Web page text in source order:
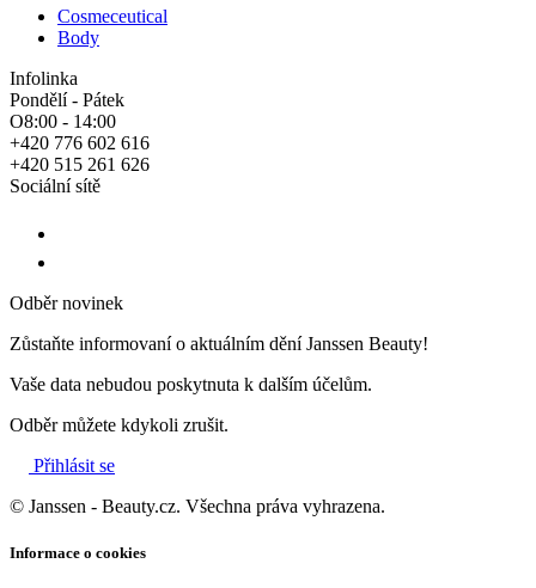
Cosmeceutical
Body
Infolinka
Pondělí - Pátek
O8:00 - 14:00
+420 776 602 616
+420 515 261 626
Sociální sítě
Odběr novinek
Zůstaňte informovaní o aktuálním dění Janssen Beauty!
Vaše data nebudou poskytnuta k dalším účelům.
Odběr můžete kdykoli zrušit.
Přihlásit se
© Janssen - Beauty.cz. Všechna práva vyhrazena.
Informace o cookies